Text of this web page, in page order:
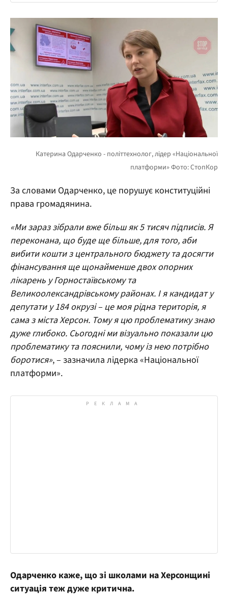
За словами Одарченко, це порушує конституційні
права громадянина.
«Ми зараз зібрали вже більш як 5 тисяч підписів. Я
переконана, що буде ще більше, для того, аби
вибити кошти з центрального бюджету та досягти
фінансування ще щонайменше двох опорних
лікарень у Горностаївському та
Великоолександрівському районах. І я кандидат у
депутати у 184 окрузі – це моя рідна територія, я
сама з міста Херсон. Тому я цю проблематику знаю
дуже глибоко. Сьогодні ми візуально показали цю
проблематику та пояснили, чому із нею потрібно
боротися», – зазначила лідерка «Національної
платформи».
Одарченко каже, що зі школами на Херсонщині
ситуація теж дуже критична.